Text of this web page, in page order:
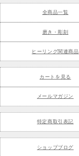
全商品一覧
磨き・彫刻
ヒーリング関連商品
カートを見る
メールマガジン
特定商取引表記
ショップブログ